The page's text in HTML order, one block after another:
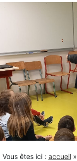
Vous êtes ici : accueil »